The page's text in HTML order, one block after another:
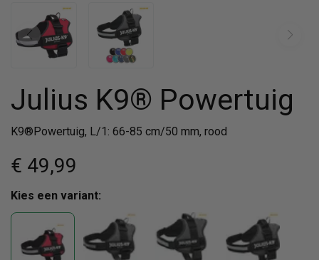
Julius K9® Powertuig
K9®Powertuig, L/1: 66-85 cm/50 mm, rood
€ 49,99
Kies een variant: